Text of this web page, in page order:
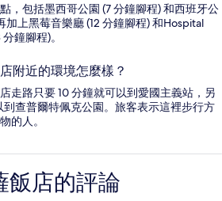
，包括墨西哥公園 (7 分鐘腳程) 和西班牙公
加上黑莓音樂廳 (12 分鐘腳程) 和Hospital
鐘腳程)。
附近的環境怎麼樣？
走路只要 10 分鐘就可以到愛國主義站，另
到查普爾特佩克公園。旅客表示這裡步行方
的人。
飯店的評論